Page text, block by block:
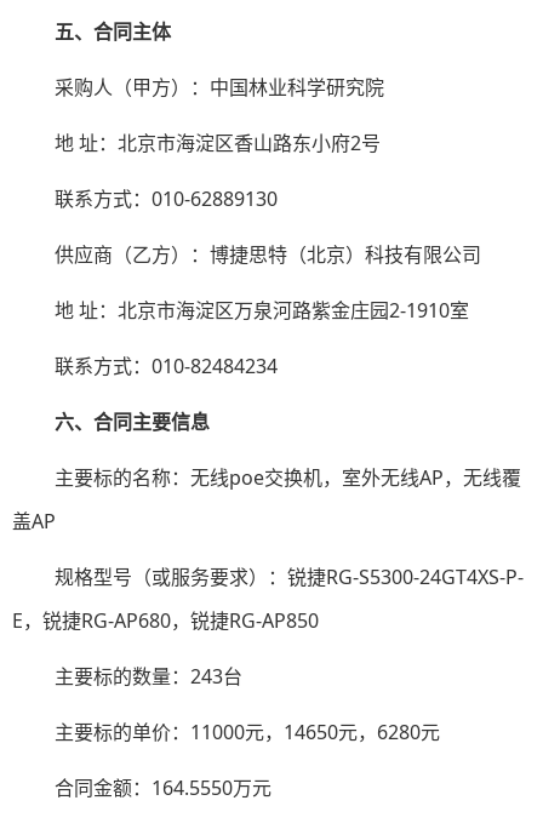
五、合同主体
采购人（甲方）： 中国林业科学研究院
地址：北京市海淀区香山路东小府2号
联系方式： 010-62889130
供应商（乙方）： 博捷思特 （北京） 科技有限公司
地址： 北京市海淀区万泉河路紫金庄园2-1910室
联系方式： 010-82484234
六、合同主要信息
主要标的名称：无线poe交换机，室外无线AP，无线覆
盖AP
规格型号（或服务要求）：锐捷RG-S5300-24GT4XS-P-
E，锐捷RG-AP680，锐捷RG-AP850
主要标的数量： 243台
主要标的单价： 11000元， 14650元， 6280元
合同金额： 164.5550万元